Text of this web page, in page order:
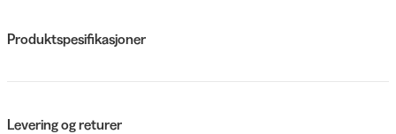
Produktspesifikasjoner
Levering og returer